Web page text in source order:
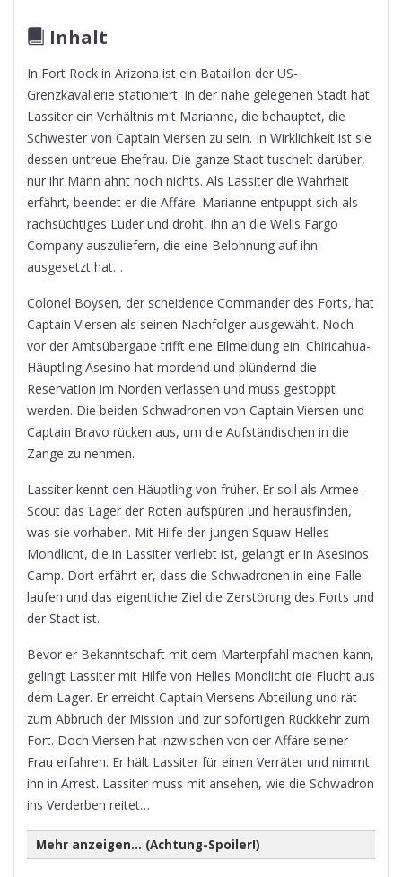
Inhalt
In Fort Rock in Arizona ist ein Bataillon der US-
Grenzkavallerie stationiert. In der nahe gelegenen Stadt hat
Lassiter ein Verhältnis mit Marianne, die behauptet, die
Schwester von Captain Viersen zu sein. In Wirklichkeit ist sie
dessen untreue Ehefrau. Die ganze Stadt tuschelt darüber,
nur ihr Mann ahnt noch nichts. Als Lassiter die Wahrheit
erfährt, beendet er die Affäre. Marianne entpuppt sich als
rachsüchtiges Luder und droht, ihn an die Wells Fargo
Company auszuliefern, die eine Belohnung auf ihn
ausgesetzt hat…
Colonel Boysen, der scheidende Commander des Forts, hat
Captain Viersen als seinen Nachfolger ausgewählt. Noch
vor der Amtsübergabe trifft eine Eilmeldung ein: Chiricahua-
Häuptling Asesino hat mordend und plündernd die
Reservation im Norden verlassen und muss gestoppt
werden. Die beiden Schwadronen von Captain Viersen und
Captain Bravo rücken aus, um die Aufständischen in die
Zange zu nehmen.
Lassiter kennt den Häuptling von früher. Er soll als Armee-
Scout das Lager der Roten aufspüren und herausfinden,
was sie vorhaben. Mit Hilfe der jungen Squaw Helles
Mondlicht, die in Lassiter verliebt ist, gelangt er in Asesinos
Camp. Dort erfährt er, dass die Schwadronen in eine Falle
laufen und das eigentliche Ziel die Zerstörung des Forts und
der Stadt ist.
Bevor er Bekanntschaft mit dem Marterpfahl machen kann,
gelingt Lassiter mit Hilfe von Helles Mondlicht die Flucht aus
dem Lager. Er erreicht Captain Viersens Abteilung und rät
zum Abbruch der Mission und zur sofortigen Rückkehr zum
Fort. Doch Viersen hat inzwischen von der Affäre seiner
Frau erfahren. Er hält Lassiter für einen Verräter und nimmt
ihn in Arrest. Lassiter muss mit ansehen, wie die Schwadron
ins Verderben reitet…
Mehr anzeigen... (Achtung-Spoiler!)